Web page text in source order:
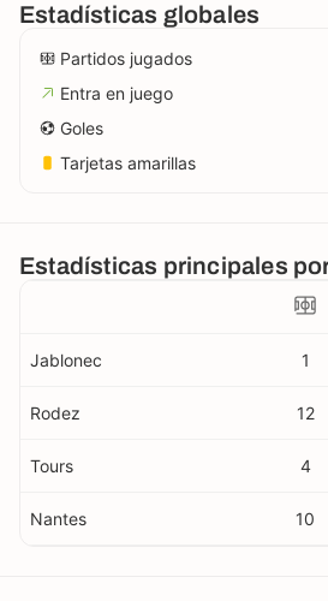
Estadísticas globales
Partidos jugados
Entra en juego
Goles
Tarjetas amarillas
Estadísticas principales
Jablonec 1
Rodez 12
Tours 4
Nantes 10